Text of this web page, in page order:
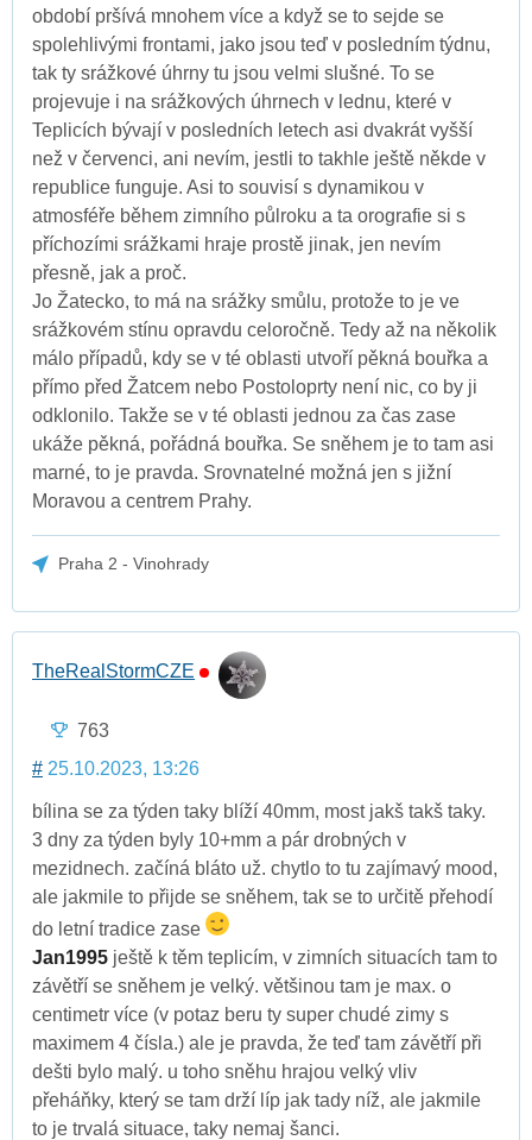
období pršívá mnohem více a když se to sejde se
spolehlivými frontami, jako jsou teď v posledním týdnu,
tak ty srážkové úhrny tu jsou velmi slušné. To se
projevuje i na srážkových úhrnech v lednu, které v
Teplicích bývají v posledních letech asi dvakrát vyšší
než v červenci, ani nevím, jestli to takhle ještě někde v
republice funguje. Asi to souvisí s dynamikou v
atmosféře během zimního půlroku a ta orografie si s
příchozími srážkami hraje prostě jinak, jen nevím
přesně, jak a proč.
Jo Žatecko, to má na srážky smůlu, protože to je ve
srážkovém stínu opravdu celoročně. Tedy až na několik
málo případů, kdy se v té oblasti utvoří pěkná bouřka a
přímo před Žatcem nebo Postoloprty není nic, co by ji
odklonilo. Takže se v té oblasti jednou za čas zase
ukáže pěkná, pořádná bouřka. Se sněhem je to tam asi
marné, to je pravda. Srovnatelné možná jen s jižní
Moravou a centrem Prahy.
Praha 2 - Vinohrady
TheRealStormCZE
763
# 25.10.2023, 13:26
bílina se za týden taky blíží 40mm, most jakš takš taky.
3 dny za týden byly 10+mm a pár drobných v
mezidnech. začíná bláto už. chytlo to tu zajímavý mood,
ale jakmile to přijde se sněhem, tak se to určitě přehodí
do letní tradice zase
Jan1995 ještě k těm teplicím, v zimních situacích tam to
závětří se sněhem je velký. většinou tam je max. o
centimetr více (v potaz beru ty super chudé zimy s
maximem 4 čísla.) ale je pravda, že teď tam závětří při
dešti bylo malý. u toho sněhu hrajou velký vliv
přeháňky, který se tam drží líp jak tady níž, ale jakmile
to je trvalá situace, taky nemaj šanci.